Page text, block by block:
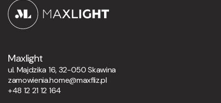
Maxlight
ul. Majdzika 16, 32-050 Skawina
zamowienia.home@maxfliz.pl
+48 12 21 12 164